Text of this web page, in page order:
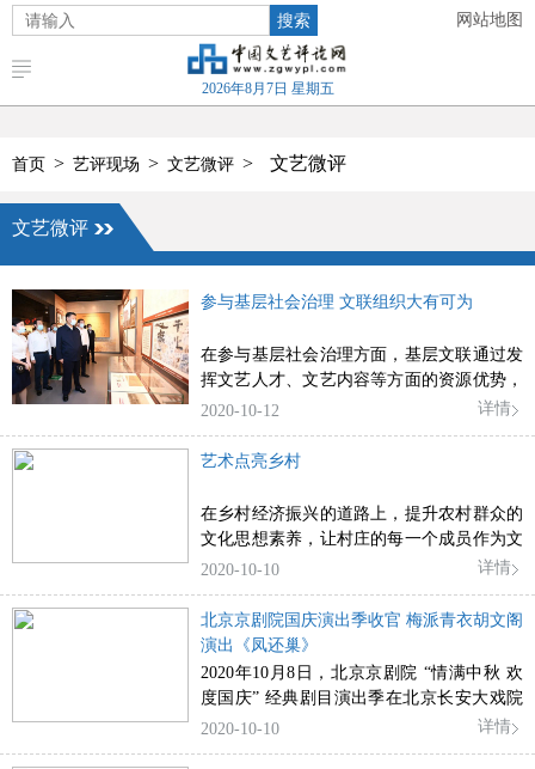
搜索 网站地图
2026年8月7日 星期五
首页 > 艺评现场 > 文艺微评 > 文艺微评
文艺微评
参与基层社会治理 文联组织大有可为
在参与基层社会治理方面，基层文联通过发
挥文艺人才、文艺内容等方面的资源优势，
完全可以有所作为，甚至大有可为。
2020-10-12 详情
艺术点亮乡村
在乡村经济振兴的道路上，提升农村群众的
文化思想素养，让村庄的每一个成员作为文
化活动的精神受益人，调动起每一个成员参
2020-10-10 详情
北京京剧院国庆演出季收官 梅派青衣胡文阁
演出《凤还巢》
2020年10月8日，北京京剧院 “情满中秋 欢
度国庆” 经典剧目演出季在北京长安大戏院
收官，梅派青衣胡文阁时隔三年再次演绎梅
2020-10-10 详情